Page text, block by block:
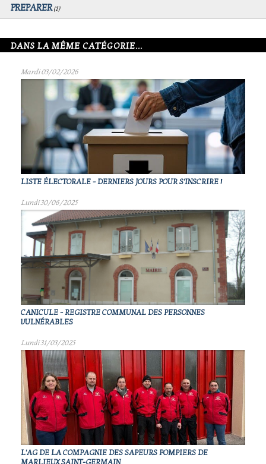
PREPARER(1)
DANS LA MÊME CATÉGORIE...
Mardi 03/02/2026
LISTE ÉLECTORALE - DERNIERS JOURS POUR S'INSCRIRE !
Lundi 30/06/2025
CANICULE - REGISTRE COMMUNAL DES PERSONNES
VULNÉRABLES
Lundi 31/03/2025
L'AG DE LA COMPAGNIE DES SAPEURS POMPIERS DE